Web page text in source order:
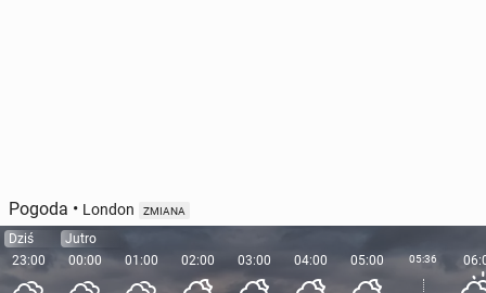
Pogoda • London ZMIANA
Dziś
23:00
Jutro
00:00
01:00 02:00 03:00 04:00 05:00 05:36